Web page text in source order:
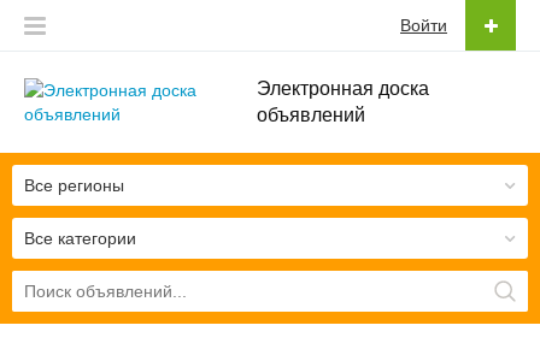
Электронная доска
объявлений
Войти
Все категории
Все регионы